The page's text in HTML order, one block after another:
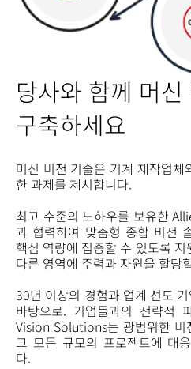
당사와 함께 머
구축하세요
머신 비전 기술은 기계 제작업
한 과제를 제시합니다.
최고 수준의 노하우를 보유한
과 협력하여 맞춤형 종합 비전
핵심 역량에 집중할 수 있도록
다른 영역에 주력과 자원을 할당
30년 이상의 경험과 업계 선도
바탕으로. 기업들과의 전략적
Vision Solutions는 광범위한 비
고 모든 규모의 프로젝트에 대
다.